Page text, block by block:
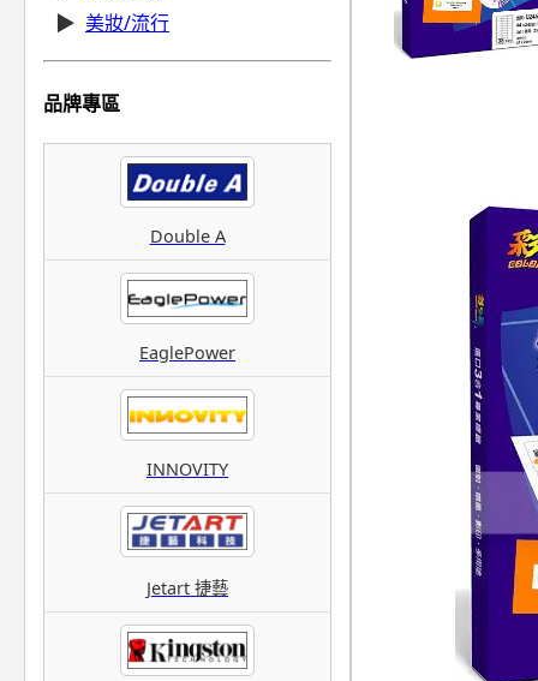
▶ 美妝/流行
品牌專區
Double A
EaglePower
INNOVITY
Jetart 捷藝